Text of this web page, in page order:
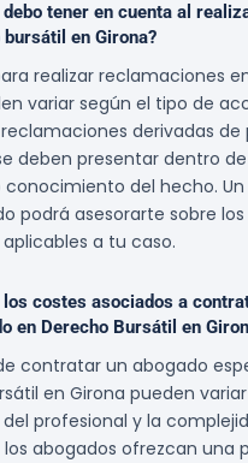
debo tener en cuenta al
en Girona?
realizar reclamaciones
variar según el tipo de
derivadas de
deben presentar dentro
del hecho.
podrá asesorarte sobre los
a tu caso.
los costes asociados a
en Derecho Bursátil en
contratar un abogado
en Girona pueden
profesional y la
abogados ofrezcan una